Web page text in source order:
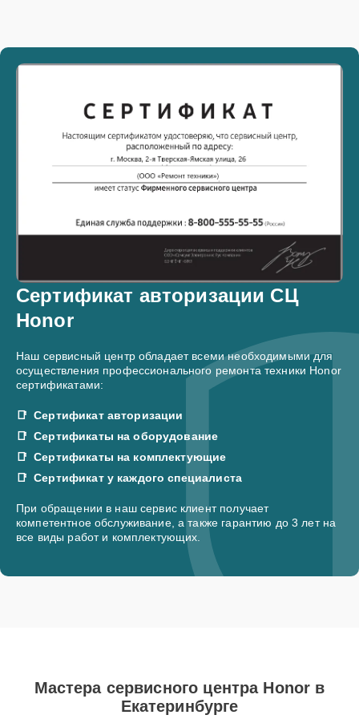
Сертификат авторизации СЦ
Honor
Наш сервисный центр обладает всеми необходимыми для
осуществления профессионального ремонта техники Honor
сертификатами:
Сертификат авторизации
Сертификаты на оборудование
Сертификаты на комплектующие
Сертификат у каждого специалиста
При обращении в наш сервис клиент получает
компетентное обслуживание, а также гарантию до 3 лет на
все виды работ и комплектующих.
Мастера сервисного центра Honor в
Екатеринбурге